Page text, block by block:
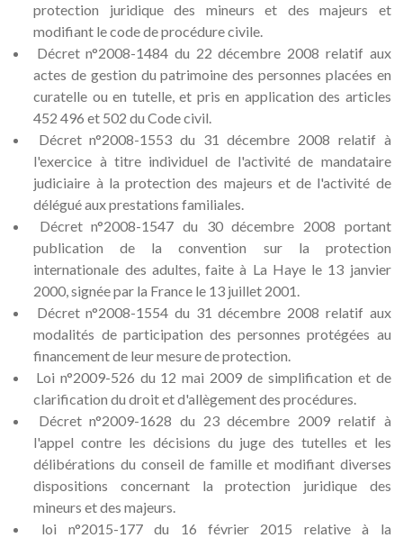
protection juridique des mineurs et des majeurs et
modifiant le code de procédure civile.
Décret n°2008-1484 du 22 décembre 2008 relatif aux
actes de gestion du patrimoine des personnes placées en
curatelle ou en tutelle, et pris en application des articles
452 496 et 502 du Code civil.
Décret n°2008-1553 du 31 décembre 2008 relatif à
l'exercice à titre individuel de l'activité de mandataire
judiciaire à la protection des majeurs et de l'activité de
délégué aux prestations familiales.
Décret n°2008-1547 du 30 décembre 2008 portant
publication de la convention sur la protection
internationale des adultes, faite à La Haye le 13 janvier
2000, signée par la France le 13 juillet 2001.
Décret n°2008-1554 du 31 décembre 2008 relatif aux
modalités de participation des personnes protégées au
financement de leur mesure de protection.
Loi n°2009-526 du 12 mai 2009 de simplification et de
clarification du droit et d'allègement des procédures.
Décret n°2009-1628 du 23 décembre 2009 relatif à
l'appel contre les décisions du juge des tutelles et les
délibérations du conseil de famille et modifiant diverses
dispositions concernant la protection juridique des
mineurs et des majeurs.
loi n°2015-177 du 16 février 2015 relative à la